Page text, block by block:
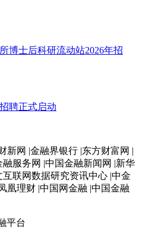
博士后科研流动站2026年招
聘正式启动
新网 |金融界银行 |东方财富网 |
服务网 |中国金融新闻网 |新华
联网数据研究资讯中心 |中金
凰理财 |中国网金融 |中国金融
平台